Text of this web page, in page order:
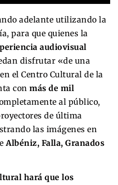
adelante utilizando la
para que quienes la
audiovisual
disfrutar «de una
el Centro Cultural de la
con más de mil
al público,
de última
las imágenes en
Albéniz, Falla, Granados
hará que los